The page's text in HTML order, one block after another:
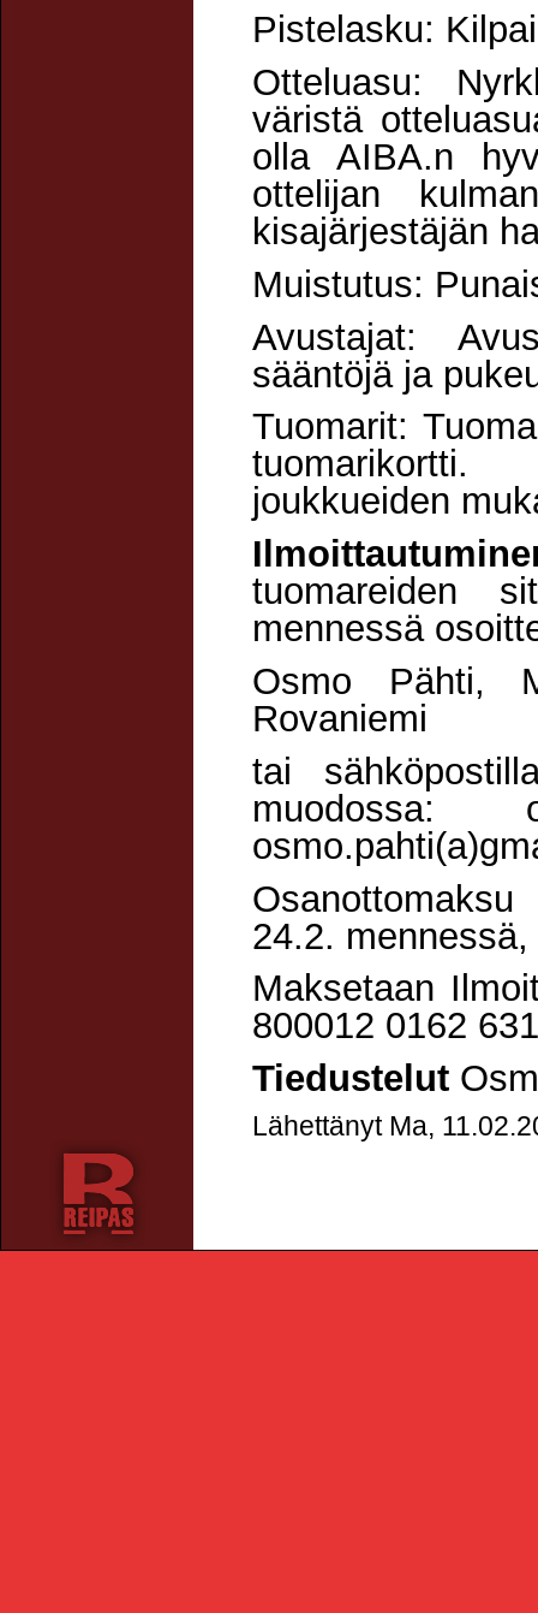
Pistelasku:
Otteluasu:
väristä
olla AIBA.n
ottelijan
kisajärjestäjän
Muistutus:
Avustajat:
sääntöjä ja
Tuomarit:
joukkueiden
tuomareiden
mennessä
Osmo Pähti,
Rovaniemi
tai
muodossa:
24.2.
Maksetaan
800012 0162
Tiedustelut
Lähettänyt Ma,